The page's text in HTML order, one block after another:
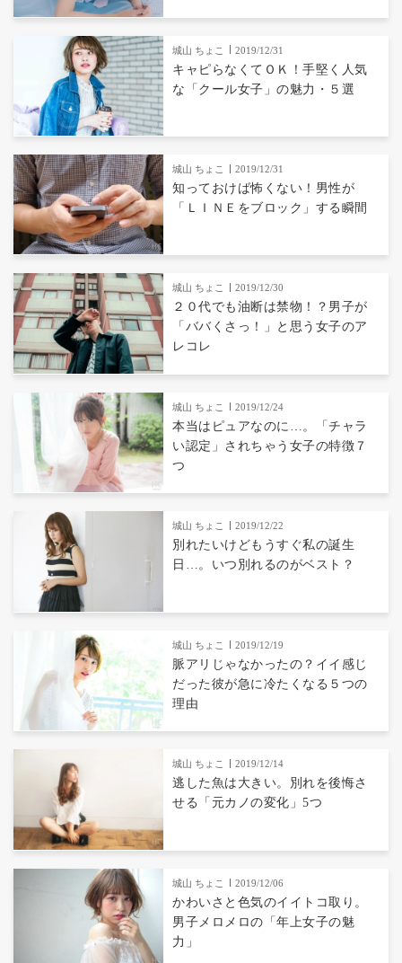
城山 ちょこ 2019/12/31
キャピらなくてＯＫ！手堅く人気
な「クール女子」の魅力・５選
城山 ちょこ 2019/12/31
知っておけば怖くない！男性が
「ＬＩＮＥをブロック」する瞬間
城山 ちょこ 2019/12/30
２０代でも油断は禁物！？男子が
「ババくさっ！」と思う女子のア
レコレ
城山 ちょこ 2019/12/24
本当はピュアなのに…。「チャラ
い認定」されちゃう女子の特徴７
つ
城山 ちょこ 2019/12/22
別れたいけどもうすぐ私の誕生
日…。いつ別れるのがベスト？
城山 ちょこ 2019/12/19
脈アリじゃなかったの？イイ感じ
だった彼が急に冷たくなる５つの
理由
城山 ちょこ 2019/12/14
逃した魚は大きい。別れを後悔さ
せる「元カノの変化」5つ
城山 ちょこ 2019/12/06
かわいさと色気のイイトコ取り。
男子メロメロの「年上女子の魅
力」